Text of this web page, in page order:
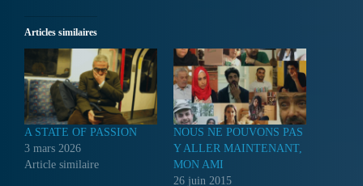
Articles similaires
A STATE OF PASSION
3 mars 2026
Article similaire
NOUS NE POUVONS PAS
Y ALLER MAINTENANT,
MON AMI
26 juin 2015